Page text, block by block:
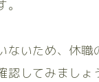
ないため、休
してみましょ